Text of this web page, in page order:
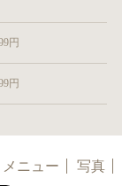
円
円
メニュー 写真